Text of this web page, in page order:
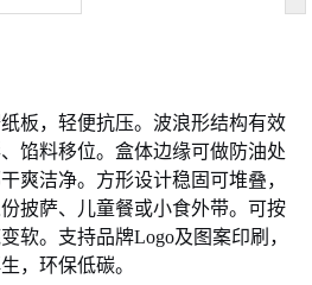
板，轻便抗压。波浪形结构有效
馅料移位。盒体边缘可做防油处
爽洁净。方形设计稳固可堆叠，
披萨、儿童餐或小食外带。可按
软。支持品牌Logo及图案印刷，
，环保低碳。